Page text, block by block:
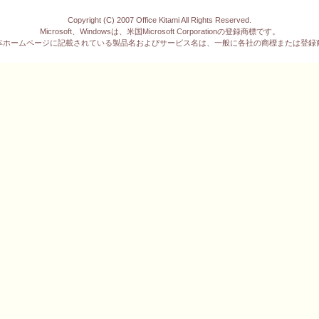
Copyright (C) 2007 Office Kitami All Rights Reserved.
Microsoft、Windowsは、米国Microsoft Corporationの登録商標です。
ホームページに記載されている製品名およびサービス名は、一般に各社の商標または登録